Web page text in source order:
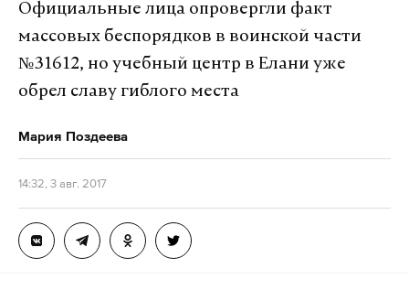
Официальные лица опровергли факт
массовых беспорядков в воинской части
№31612, но учебный центр в Елани уже
обрел славу гиблого места
Мария Поздеева
14:32, 3 авг. 2017